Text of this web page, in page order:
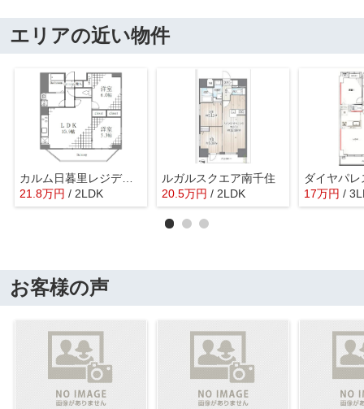
エリアの近い物件
カルム日暮里レジデンス
21.8万円 / 2LDK
ルガルスクエア南千住
20.5万円 / 2LDK 17万円 /
お客様の声